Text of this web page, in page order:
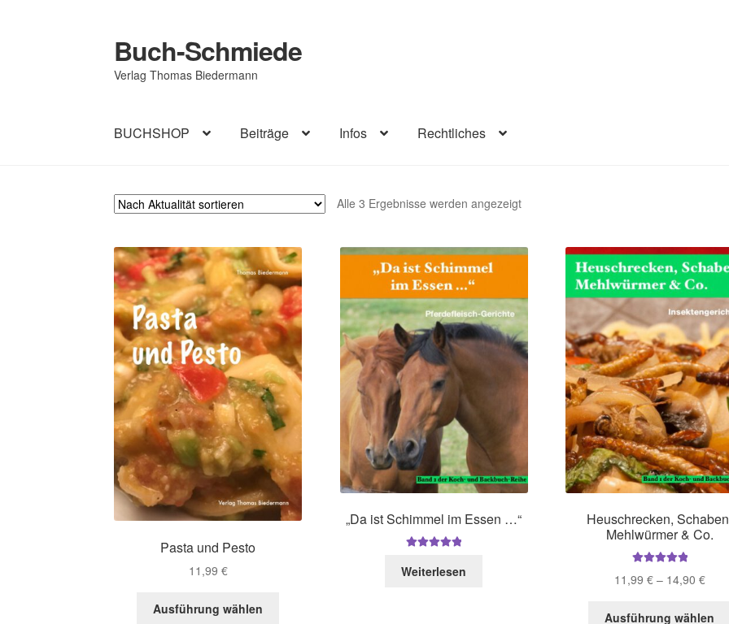
Zur
Navigation
springen
Zum
Inhalt
springen
Buch-Schmiede
Verlag Thomas Biedermann
BUCHSHOP Beiträge Infos Rechtliches
Alle 3 Ergebnisse werden angezeigtNach
Pasta und Pesto
11,99 €
Ausführung wählen
„Da ist Schimmel im Essen …“
5.00von 5
Weiterlesen
Heuschrecken,
Mehlwürmer & Co.
5.00
von 5
11,99 € – 14,90 €
bis
Ausführung wählen